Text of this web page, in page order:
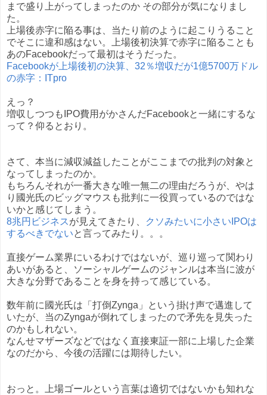
まで盛り上がってしまったのか その部分が気になりまし
た。
上場後赤字に陥る事は、当たり前のように起こりうること
でそこに違和感はない。上場後初決算で赤字に陥ることも
あのFacebookだって最初はそうだった。
Facebookが上場後初の決算、32％増収だが1億5700万ドル
の赤字：ITpro
えっ？
増収しつつもIPO費用がかさんだFacebookと一緒にするな
って？仰るとおり。
さて、本当に減収減益したことがここまでの批判の対象と
なってしまったのか。
もちろんそれが一番大きな唯一無二の理由だろうが、やは
り國光氏のビッグマウスも批判に一役買っているのではな
いかと感じてしまう。
8兆円ビジネスが見えてきたり、
クソみたいに小さいIPOは
するべきでないと言ってみたり。。。
直接ゲーム業界にいるわけではないが、巡り巡って関わり
あいがあると、ソーシャルゲームのジャンルは本当に波が
大きな分野であることを身を持って感じている。
数年前に國光氏は「打倒Zynga」という掛け声で邁進して
いたが、当のZyngaが倒れてしまったので矛先を見失った
のかもしれない。
なんせマザーズなどではなく直接東証一部に上場した企業
なのだから、今後の活躍には期待したい。
おっと。上場ゴールという言葉は適切ではないかも知れな